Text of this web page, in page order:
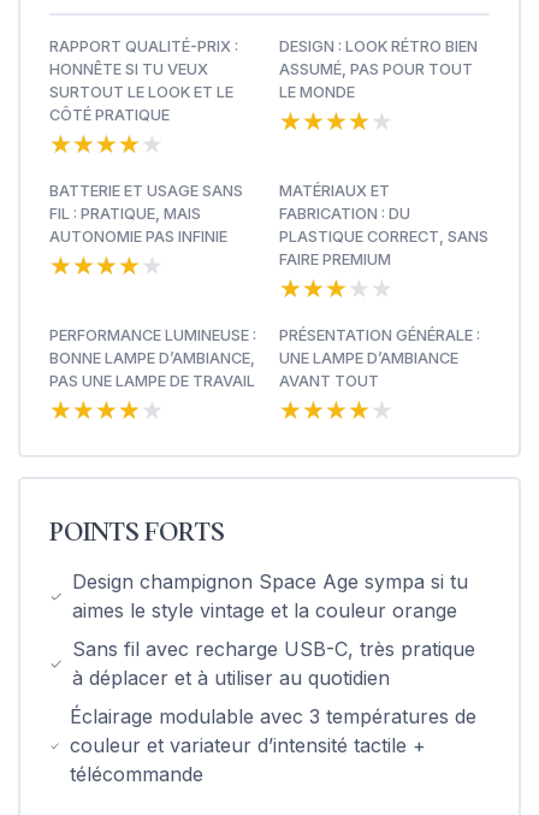
RAPPORT QUALITÉ-PRIX :
HONNÊTE SI TU VEUX
SURTOUT LE LOOK ET LE
CÔTÉ PRATIQUE
★★★★★
★★★★★
DESIGN : LOOK RÉTRO BIEN
ASSUMÉ, PAS POUR TOUT
LE MONDE
★★★★★
★★★★★
BATTERIE ET USAGE SANS
FIL : PRATIQUE, MAIS
AUTONOMIE PAS INFINIE
★★★★★
★★★★★
MATÉRIAUX ET
FABRICATION : DU
PLASTIQUE CORRECT, SANS
FAIRE PREMIUM
★★★★★
★★★★★
PERFORMANCE LUMINEUSE :
BONNE LAMPE D’AMBIANCE,
PAS UNE LAMPE DE TRAVAIL
★★★★★
★★★★★
PRÉSENTATION GÉNÉRALE :
UNE LAMPE D’AMBIANCE
AVANT TOUT
★★★★★
★★★★★
POINTS FORTS
Design champignon Space Age sympa si tu
aimes le style vintage et la couleur orange
Sans fil avec recharge USB-C, très pratique
à déplacer et à utiliser au quotidien
Éclairage modulable avec 3 températures de
couleur et variateur d’intensité tactile +
télécommande